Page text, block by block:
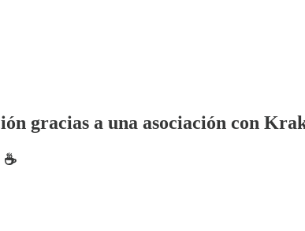
gracias a una asociación con